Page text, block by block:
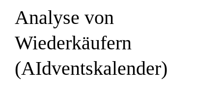
Analyse von
Wiederkäufern
(AIdventskalender)